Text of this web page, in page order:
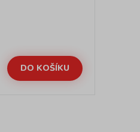
DO KOŠÍKU